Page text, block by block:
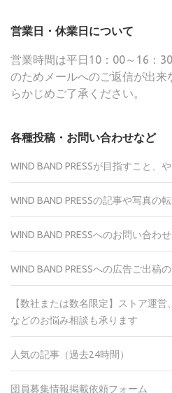
営業日・休業日について
営業時間は平日10：00～16：
のためメールへのご返信が出来
らかじめご了承ください。
各種投稿・お問い合わせなど
WIND BAND PRESSが目指すこと、
WIND BAND PRESSの記事や写真の
WIND BAND PRESSへのお問い合わせ
WIND BAND PRESSへの広告ご出稿
【数社または数名限定】ストア運
などのお悩み相談も承ります
人気の記事（過去24時間）
団員募集情報掲載依頼フォーム